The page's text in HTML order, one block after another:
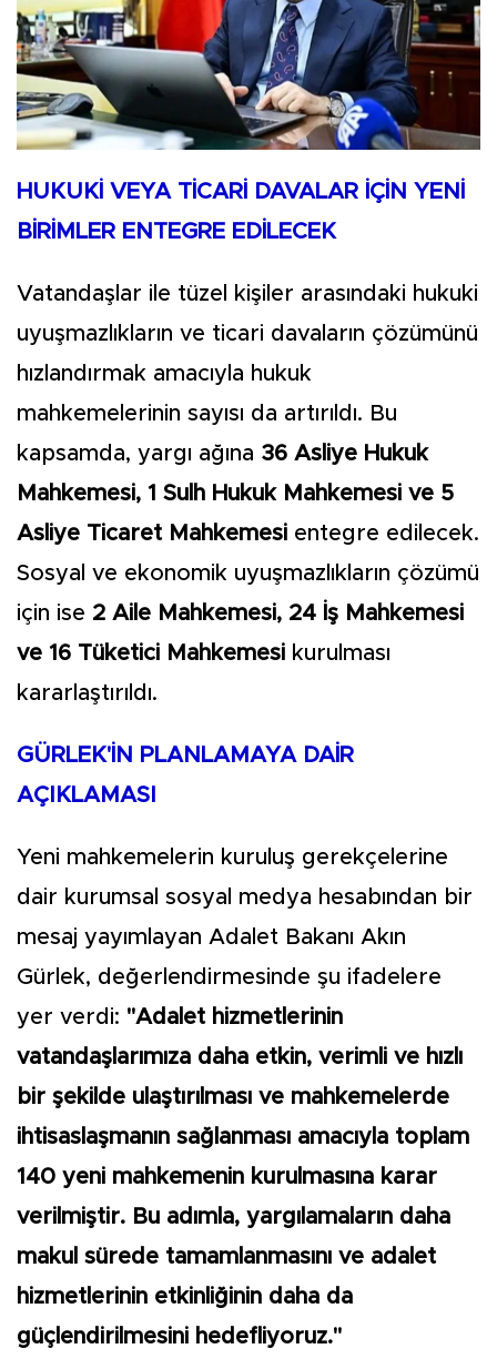
HUKUKİ VEYA TİCARİ DAVALAR İÇİN YENİ
BİRİMLER ENTEGRE EDİLECEK
Vatandaşlar ile tüzel kişiler arasındaki hukuki
uyuşmazlıkların ve ticari davaların çözümünü
hızlandırmak amacıyla hukuk
mahkemelerinin sayısı da artırıldı. Bu
kapsamda, yargı ağına 36 Asliye Hukuk
Mahkemesi, 1 Sulh Hukuk Mahkemesi ve 5
Asliye Ticaret Mahkemesi entegre edilecek.
Sosyal ve ekonomik uyuşmazlıkların çözümü
için ise 2 Aile Mahkemesi, 24 İş Mahkemesi
ve 16 Tüketici Mahkemesi kurulması
kararlaştırıldı.
GÜRLEK'İN PLANLAMAYA DAİR
AÇIKLAMASI
Yeni mahkemelerin kuruluş gerekçelerine
dair kurumsal sosyal medya hesabından bir
mesaj yayımlayan Adalet Bakanı Akın
Gürlek, değerlendirmesinde şu ifadelere
yer verdi: "Adalet hizmetlerinin
vatandaşlarımıza daha etkin, verimli ve hızlı
bir şekilde ulaştırılması ve mahkemelerde
ihtisaslaşmanın sağlanması amacıyla toplam
140 yeni mahkemenin kurulmasına karar
verilmiştir. Bu adımla, yargılamaların daha
makul sürede tamamlanmasını ve adalet
hizmetlerinin etkinliğinin daha da
güçlendirilmesini hedefliyoruz."